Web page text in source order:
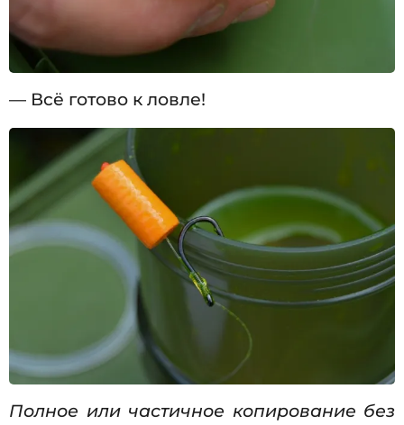
— Всё готово к ловле!
Полное или частичное копирование без